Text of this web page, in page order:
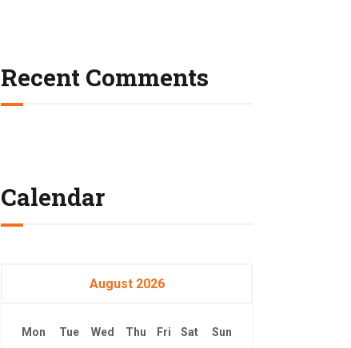
Recent Comments
Calendar
August 2026
Mon Tue Wed Thu Fri Sat Sun